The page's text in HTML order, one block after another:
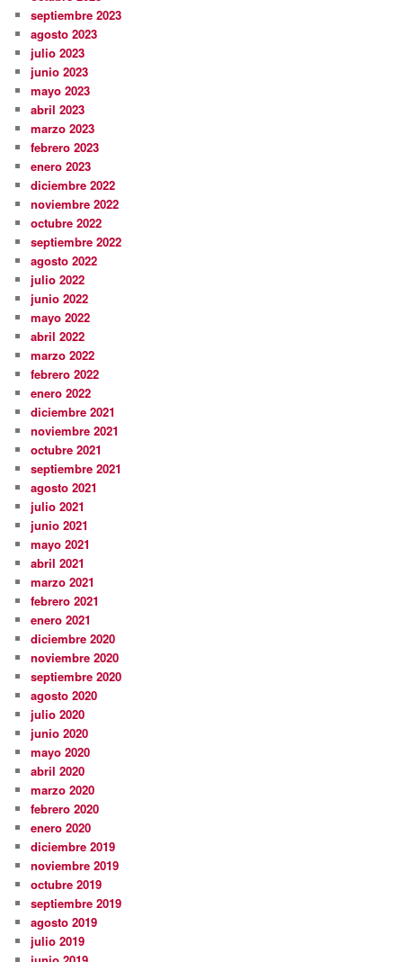
septiembre 2023
agosto 2023
julio 2023
junio 2023
mayo 2023
abril 2023
marzo 2023
febrero 2023
enero 2023
diciembre 2022
noviembre 2022
octubre 2022
septiembre 2022
agosto 2022
julio 2022
junio 2022
mayo 2022
abril 2022
marzo 2022
febrero 2022
enero 2022
diciembre 2021
noviembre 2021
octubre 2021
septiembre 2021
agosto 2021
julio 2021
junio 2021
mayo 2021
abril 2021
marzo 2021
febrero 2021
enero 2021
diciembre 2020
noviembre 2020
septiembre 2020
agosto 2020
julio 2020
junio 2020
mayo 2020
abril 2020
marzo 2020
febrero 2020
enero 2020
diciembre 2019
noviembre 2019
octubre 2019
septiembre 2019
agosto 2019
julio 2019